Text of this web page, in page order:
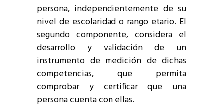
persona, independientemente de su
nivel de escolaridad o rango etario. El
segundo componente, considera el
desarrollo y validación de un
instrumento de medición de dichas
competencias, que permita
comprobar y certificar que una
persona cuenta con ellas.